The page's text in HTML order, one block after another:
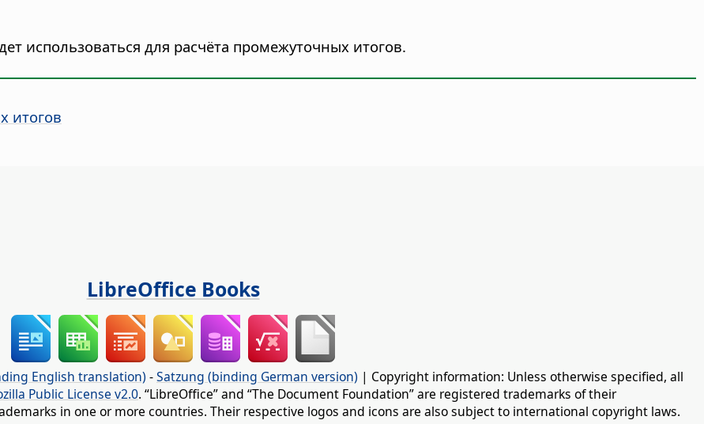
использоваться для расчёта промежуточных итогов.
итогов
LibreOffice Books
English translation) -Satzung (binding German version) | Copyright information: Unless otherwise specified, all
Public License v2.0. “LibreOffice” and “The Document Foundation” are registered trademarks of their
in one or more countries. Their respective logos and icons are also subject to international copyright laws.